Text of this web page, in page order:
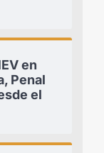
en
Penal
el